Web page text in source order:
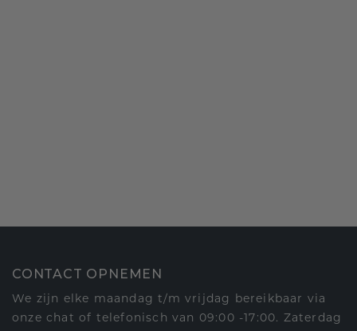
CONTACT OPNEMEN
We zijn elke maandag t/m vrijdag bereikbaar via
onze chat of telefonisch van 09:00 -17:00. Zaterdag